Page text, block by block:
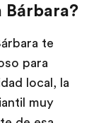
Bárbara?
te
para
local, la
muy